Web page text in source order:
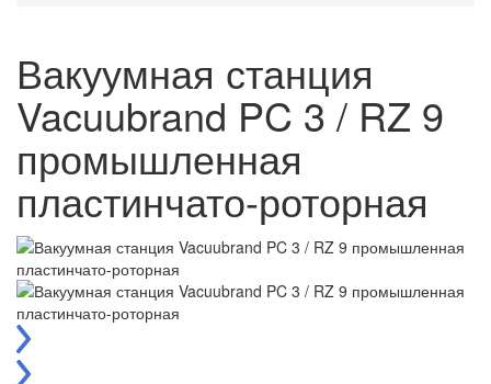
Вакуумная станция
Vacuubrand PC 3 / RZ 9
промышленная
пластинчато-роторная